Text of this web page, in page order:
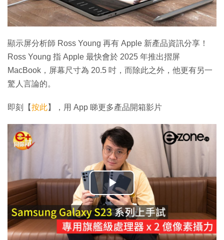
顯示屏分析師 Ross Young 再有 Apple 新產品資訊分享！
Ross Young 指 Apple 最快會於 2025 年推出摺屏
MacBook，屏幕尺寸為 20.5 吋，而除此之外，他更有另一
驚人言論的。
即刻【按此】，用 App 睇更多產品開箱影片
播
放